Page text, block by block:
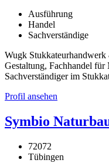
Ausführung
Handel
Sachverständige
Wugk
Gestaltung, Fachhandel
Sachverständiger im
Profil ansehen
Symbio
72072
Tübingen